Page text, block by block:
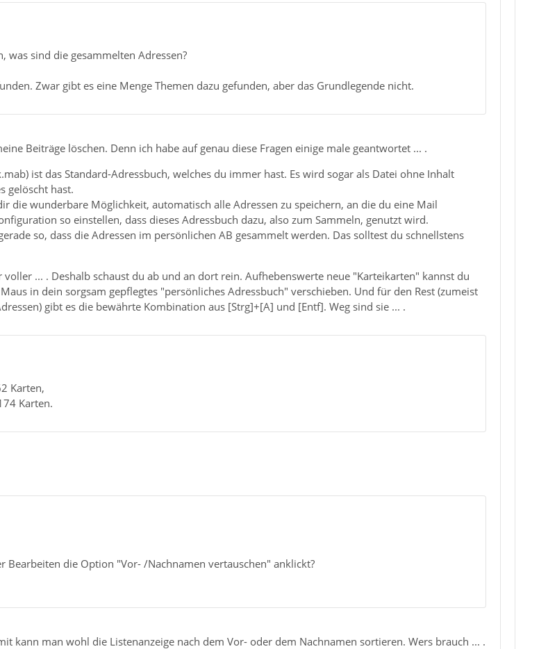
was sind die gesammelten Adressen?
Zwar gibt es eine Menge Themen dazu gefunden, aber das Grundlegende nicht.
Beiträge löschen. Denn ich habe auf genau diese Fragen einige male geantwortet ... .
ist das Standard-Adressbuch, welches du immer hast. Es wird sogar als Datei ohne Inhalt
gelöscht hast.
die wunderbare Möglichkeit, automatisch alle Adressen zu speichern, an die du eine Mail
so einstellen, dass dieses Adressbuch dazu, also zum Sammeln, genutzt wird.
so, dass die Adressen im persönlichen AB gesammelt werden. Das solltest du schnellstens
... . Deshalb schaust du ab und an dort rein. Aufhebenswerte neue "Karteikarten" kannst du
in dein sorgsam gepflegtes "persönliches Adressbuch" verschieben. Und für den Rest (zumeist
gibt es die bewährte Kombination aus [Strg]+[A] und [Entf]. Weg sind sie ... .
Karten,
Karten.
Bearbeiten die Option "Vor- /Nachnamen vertauschen" anklickt?
kann man wohl die Listenanzeige nach dem Vor- oder dem Nachnamen sortieren. Wers brauch ... .